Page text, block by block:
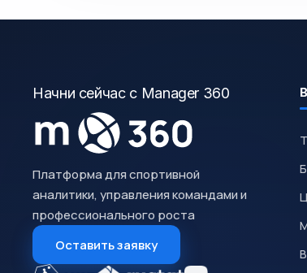
Начни сейчас с Manager 360
Платформа для спортивной
аналитики, управления командами и
профессионального роста
Оставить заявку